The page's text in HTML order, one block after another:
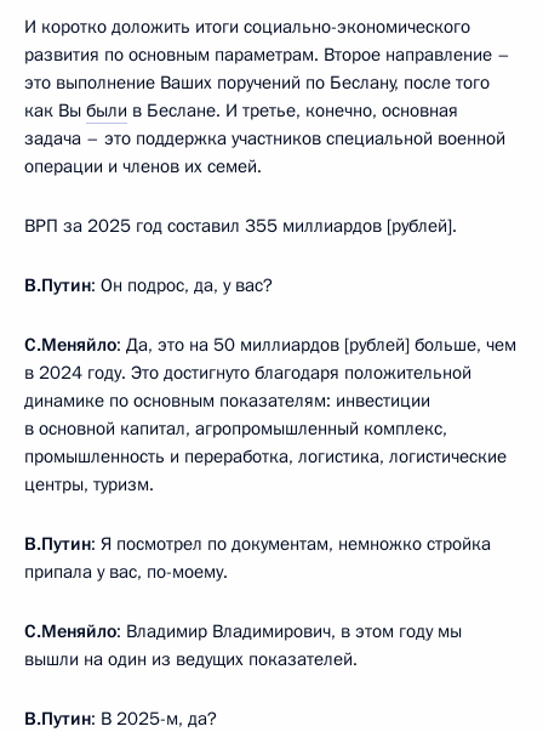
И коротко доложить итоги социально-экономического
развития по основным параметрам. Второе направление –
это выполнение Ваших поручений по Беслану, после того
как Вы были в Беслане. И третье, конечно, основная
задача – это поддержка участников специальной военной
операции и членов их семей.
ВРП за 2025 год составил 355 миллиардов [рублей].
В.Путин: Он подрос, да, у вас?
С.Меняйло: Да, это на 50 миллиардов [рублей] больше, чем
в 2024 году. Это достигнуто благодаря положительной
динамике по основным показателям: инвестиции
в основной капитал, агропромышленный комплекс,
промышленность и переработка, логистика, логистические
центры, туризм.
В.Путин: Я посмотрел по документам, немножко стройка
припала у вас, по-моему.
С.Меняйло: Владимир Владимирович, в этом году мы
вышли на один из ведущих показателей.
В.Путин: В 2025-м, да?